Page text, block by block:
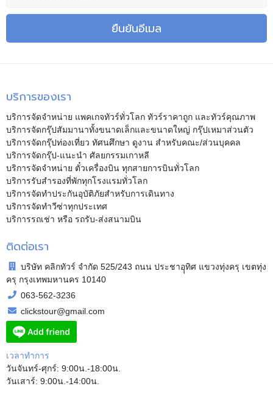
ยืนยันอีเมล
บริการของเรา
บริการจัดจำหน่าย แพคเกจทัวร์ทั่วโลก ทัวร์ราคาถูก และทัวร์คุณภาพ
บริการจัดกรุ๊ปสัมมานาทั้งขนาดเล็กและขนาดใหญ่ กรุ๊ปเหมาส่วนตัว
บริการจัดกรุ๊ปท่องเที่ยว ทัศนศึกษา ดูงาน สำหรับคณะ/ส่วนบุคคล
บริการจัดกรุ๊ป-แนะนำ ศัลยกรรมเกาหลี
บริการจัดจำหน่าย ตั๋วเครื่องบิน ทุกสายการบินทั่วโลก
บริการรับสำรองที่พักทุกโรงแรมทั่วโลก
บริการจัดทำประกันอุบัติภัยสำหรับการเดินทาง
บริการจัดทำวีซ่าทุกประเทศ
บริการรถเช่า หรือ รถรับ-ส่งสนามบิน
ติดต่อเรา
บริษัท คลิกทัวร์ จำกัด 525/243 ถนน ประชาอุุทิศ แขวงทุ่งครุ เขตทุ่ง
ครุ กรุงเทพมหานคร 10140
063-562-3236
clickstour@gmail.com
เวลาทำการ
วันจันทร์-ศุกร์: 9:00น.-18:00น.
วันเสาร์: 9:00น.-14:00น.